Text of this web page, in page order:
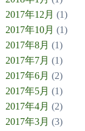
2017年12月 (1)
2017年10月 (1)
2017年8月 (1)
2017年7月 (1)
2017年6月 (2)
2017年5月 (1)
2017年4月 (2)
2017年3月 (3)